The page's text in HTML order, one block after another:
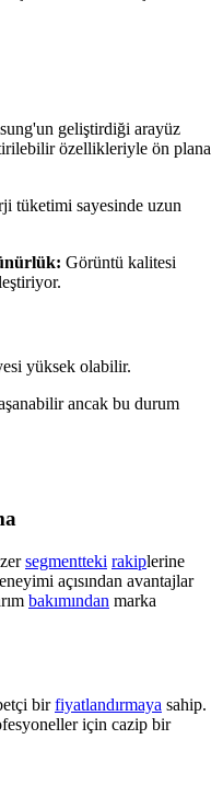
geliştirdiği arayüz
özellikleriyle ön plana
tüketimi sayesinde uzun
Görüntü kalitesi
yüksek olabilir.
ancak bu durum
segmentteki rakiplerine
açısından avantajlar
bakımından marka
birfiyatlandırmaya sahip.
için cazip bir